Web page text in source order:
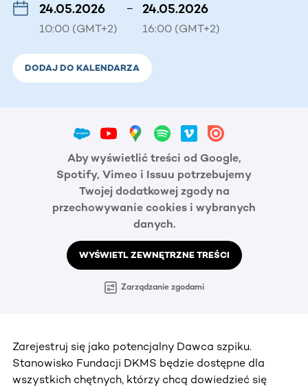
24.05.2026
10:00 (GMT+2)
– 24.05.2026
16:00 (GMT+2)
DODAJ DO KALENDARZA
Aby wyświetlić treści od Google,
Spotify, Vimeo i Issuu potrzebujemy
Twojej dodatkowej zgody na
przechowywanie cookies i wybranych
danych.
WYŚWIETL ZEWNĘTRZNE TREŚCI
Zarządzanie zgodami
Zarejestruj się jako potencjalny Dawca szpiku.
Stanowisko Fundacji DKMS będzie dostępne dla
wszystkich chętnych, którzy chcą dowiedzieć się